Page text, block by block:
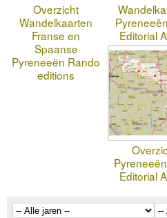
Overzicht
Wandelkaarten
Franse en
Spaanse
Pyreneeën Rando
editions
Editorial
Editorial